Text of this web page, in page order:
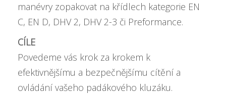
manévry zopakovat na křídlech kategorie EN
C, EN D, DHV 2, DHV 2-3 či Preformance.
CÍLE
Povedeme vás krok za krokem k
efektivnějšímu a bezpečnějšímu cítění a
ovládání vašeho padákového kluzáku.